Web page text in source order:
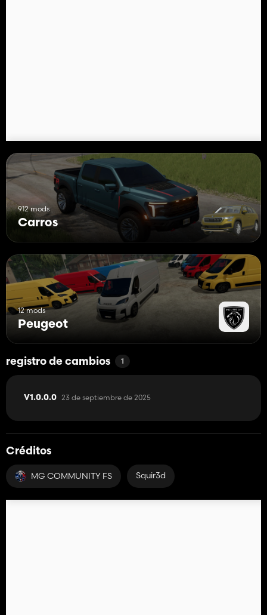
912 mods
Carros
12 mods
Peugeot
registro de cambios 1
V1.0.0.0 23 de septiembre de 2025
Créditos
MG COMMUNITY FS Squir3d